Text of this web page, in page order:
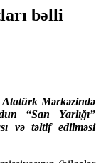
bəlli
Mərkəzində
“San Yarlığı”
və təltif edilməsi